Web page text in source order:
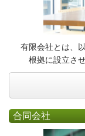
有限会社とは、
根拠に設立さ
合同会社